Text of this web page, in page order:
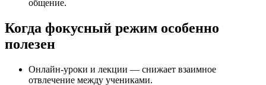
общение.
Когда фокусный режим особенно
полезен
Онлайн-уроки и лекции — снижает взаимное
отвлечение между учениками.